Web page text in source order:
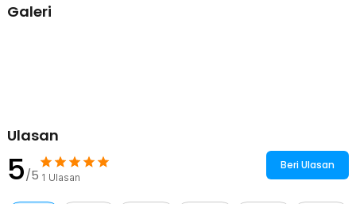
Galeri
Ulasan
5/5 1 Ulasan
Beri Ulasan